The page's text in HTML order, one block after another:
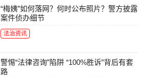
“梅姨”如何落网？何时公布照片？警方披露
案件侦办细节
法治资讯
警惕“法律咨询”陷阱 “100%胜诉”背后有套
路